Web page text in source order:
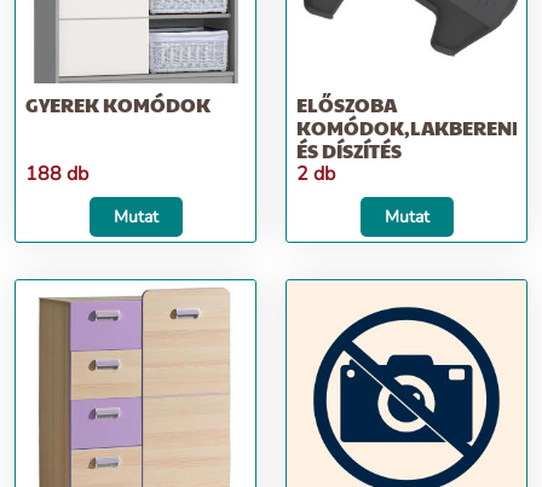
GYEREK KOMÓDOK
188 db
Mutat
ELŐSZOBA
ÉS DÍSZÍTÉS
2 db
Mutat